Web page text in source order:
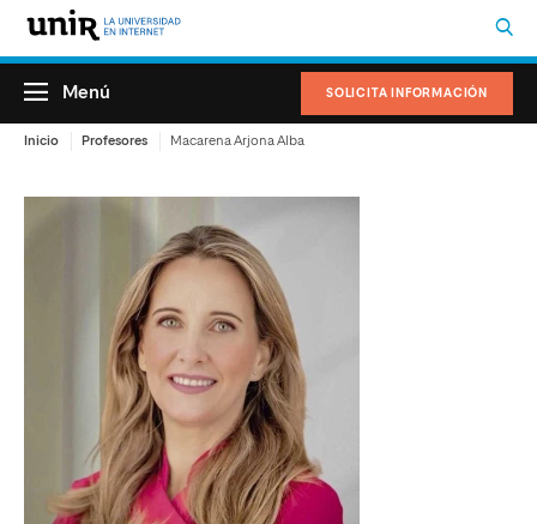
SOLICITA INFORMACIÓN
Menú
Inicio Profesores Macarena Arjona Alba